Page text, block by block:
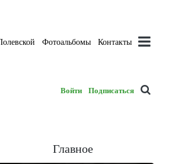
Фотоальбомы Контакты
Войти Подписаться
Главное